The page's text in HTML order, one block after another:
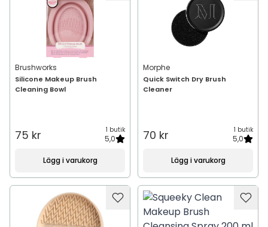
Brushworks
Silicone Makeup Brush
Cleaning Bowl
75 kr 1 butik
5,0
Lägg i varukorg
Morphe
Quick Switch Dry Brush
Cleaner
70 kr 1 butik
5,0
Lägg i varukorg